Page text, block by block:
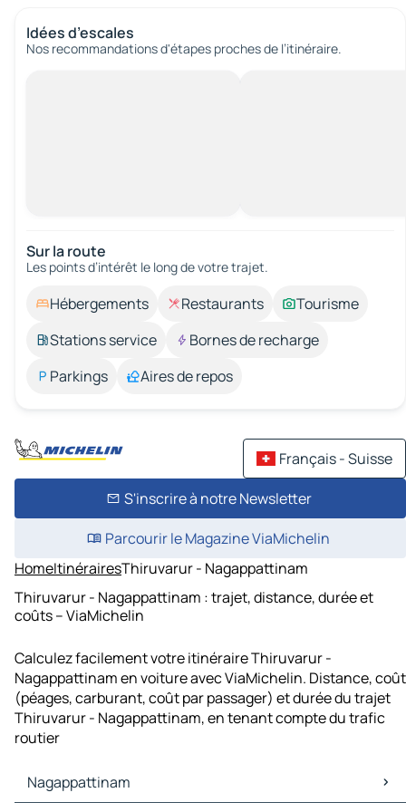
Idées d’escales
Nos recommandations d'étapes proches de l’itinéraire.
Sur la route
Les points d’intérêt le long de votre trajet.
Hébergements Restaurants
Tourisme
Stations service
Bornes de recharge
Parkings
Aires de repos
Français - Suisse
S'inscrire à notre Newsletter
Parcourir le Magazine ViaMichelin
HomeItinérairesThiruvarur - Nagappattinam
Thiruvarur - Nagappattinam : trajet, distance, durée et
coûts – ViaMichelin
Calculez facilement votre itinéraire Thiruvarur -
Nagappattinam en voiture avec ViaMichelin. Distance, coût
(péages, carburant, coût par passager) et durée du trajet
Thiruvarur - Nagappattinam, en tenant compte du trafic
routier
Nagappattinam